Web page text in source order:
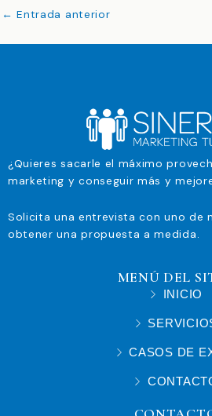
← Entrada anterior
¿Quieres sacarle el máximo
marketing y conseguir más y
Solicita una entrevista con uno de
obtener una propuesta a medida.
MENÚ DEL
INICIO
CASOS DE